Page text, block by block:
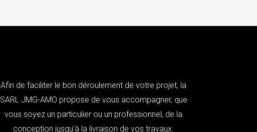
Afin de faciliter le bon déroulement de votre projet, la
SARL JMG-AMO propose de vous accompagner, que
vous soyez un particulier ou un professionnel, de la
conception jusqu’à la livraison de vos travaux.